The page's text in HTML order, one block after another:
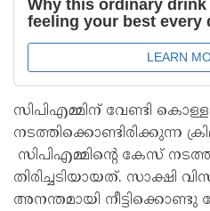
സിപിഎമ്മിന് വേണ്ടി
നടത്തിക്കൊണ്ടിരിക്കുന്ന
സിപിഎമ്മിന്റെ കേസ്
തിരിച്ചടിയായത്. സാക്ഷി
അനന്തമായി